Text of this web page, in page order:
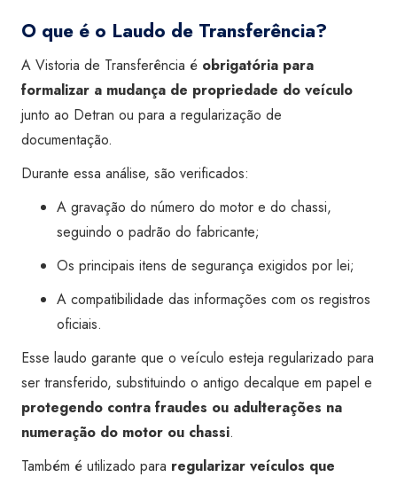
O que é o Laudo de Transferência?
A Vistoria de Transferência é obrigatória para
formalizar a mudança de propriedade do veículo
junto ao Detran ou para a regularização de
documentação.
Durante essa análise, são verificados:
A gravação do número do motor e do chassi,
seguindo o padrão do fabricante;
Os principais itens de segurança exigidos por lei;
A compatibilidade das informações com os registros
oficiais.
Esse laudo garante que o veículo esteja regularizado para
ser transferido, substituindo o antigo decalque em papel e
protegendo contra fraudes ou adulterações na
numeração do motor ou chassi.
Também é utilizado para regularizar veículos que